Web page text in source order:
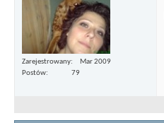
Zarejestrowany
Mar 2009
Postów
79